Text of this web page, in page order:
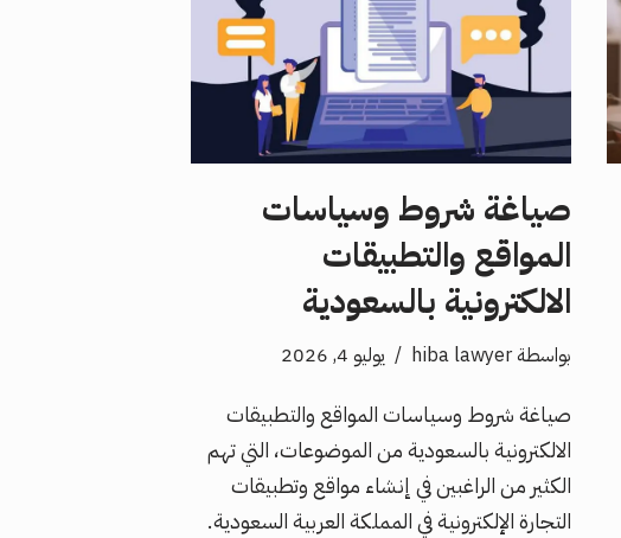
صياغة شروط وسياسات
المواقع والتطبيقات
الالكترونية بالسعودية
بواسطةhiba lawyer يوليو 4, 2026
صياغة شروط وسياسات المواقع والتطبيقات
الالكترونية بالسعودية من الموضوعات، التي تهم
الكثير من الراغبين في إنشاء مواقع وتطبيقات
التجارة الإلكترونية في المملكة العربية السعودية.